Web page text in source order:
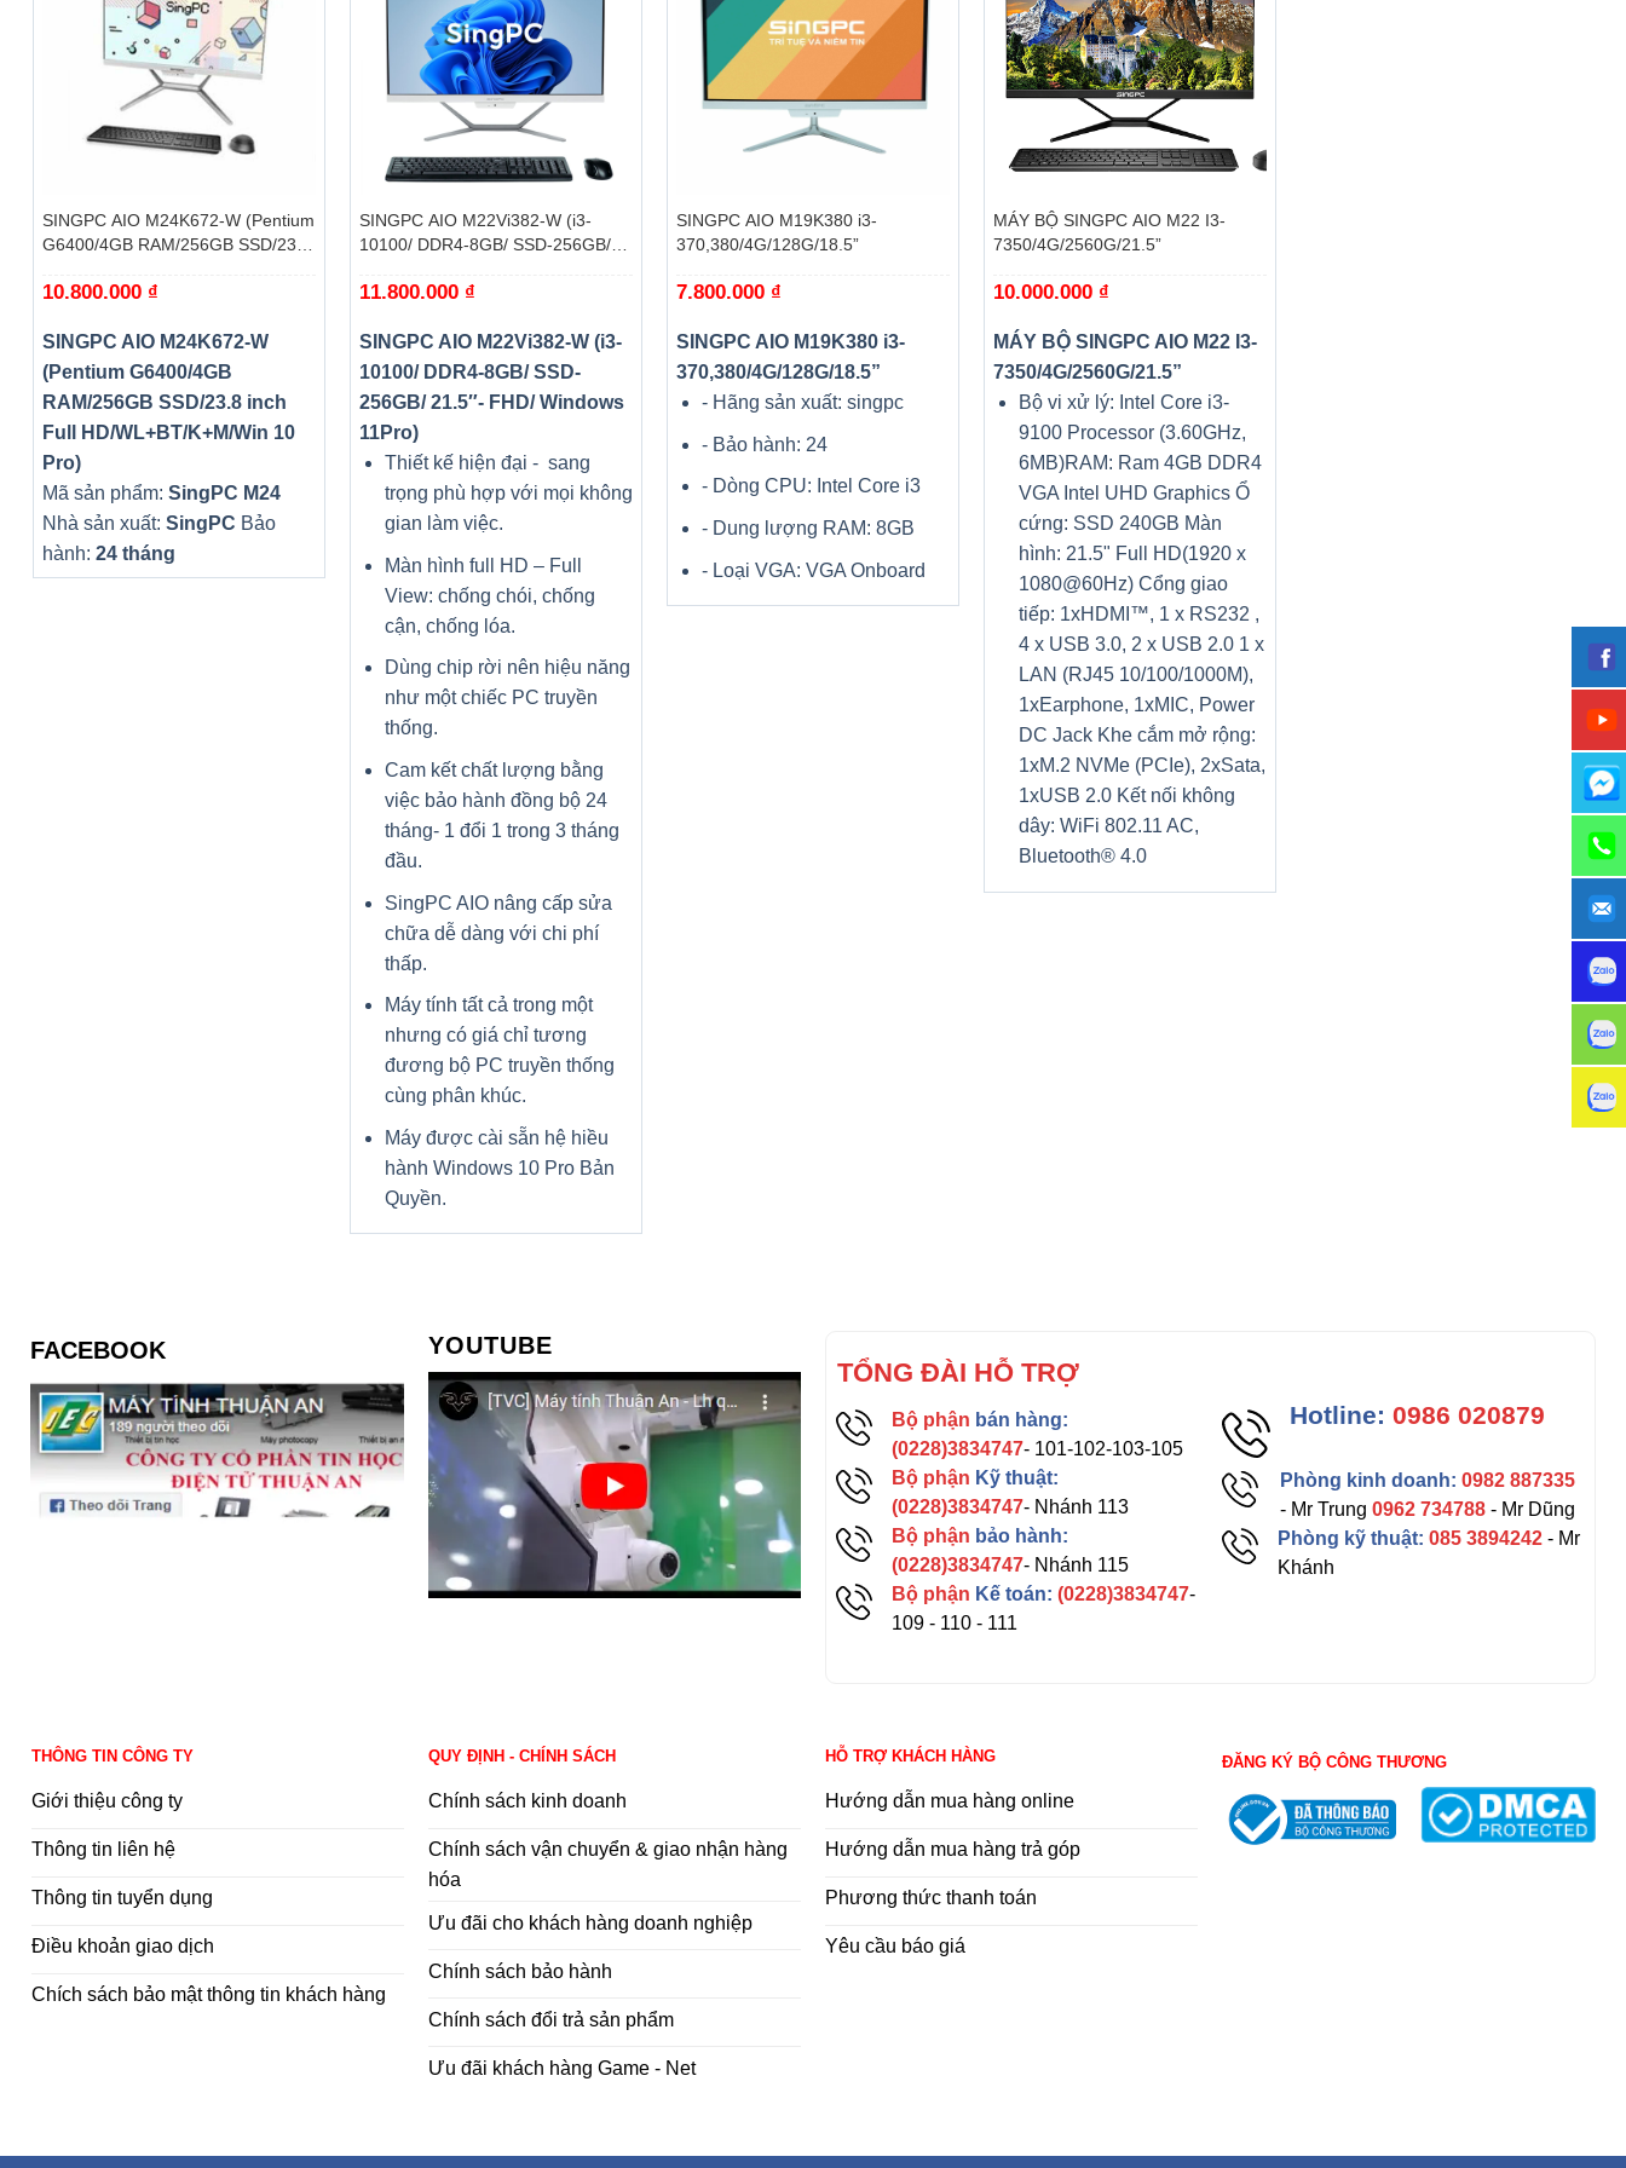
SINGPC AIO M24K672-W (Pentium
G6400/4GB RAM/256GB SSD/23.8
Pro)
10.800.000 ₫
SINGPC AIO M24K672-W
(Pentium G6400/4GB
RAM/256GB SSD/23.8 inch
Full HD/WL+BT/K+M/Win 10
Pro)
Mã sản phẩm: SingPC M24
Nhà sản xuất: SingPC Bảo
hành: 24 tháng
+
SINGPC AIO M22Vi382-W (i3-
10100/ DDR4-8GB/ SSD-256GB/
11.800.000 ₫
SINGPC AIO M22Vi382-W (i3-
10100/ DDR4-8GB/ SSD-
256GB/ 21.5″- FHD/ Windows
11Pro)
Thiết kế hiện đại - sang
trọng phù hợp với mọi không
gian làm việc.
Màn hình full HD – Full
View: chống chói, chống
cận, chống lóa.
Dùng chip rời nên hiệu năng
như một chiếc PC truyền
thống.
Cam kết chất lượng bằng
việc bảo hành đồng bộ 24
tháng- 1 đổi 1 trong 3 tháng
đầu.
SingPC AIO nâng cấp sửa
chữa dễ dàng với chi phí
thấp.
Máy tính tất cả trong một
nhưng có giá chỉ tương
đương bộ PC truyền thống
cùng phân khúc.
Máy được cài sẵn hệ hiều
hành Windows 10 Pro Bản
Quyền.
SINGPC AIO M19K380 i3-
370,380/4G/128G/18.5”
7.800.000 ₫
SINGPC AIO M19K380 i3-
370,380/4G/128G/18.5”
- Hãng sản xuất: singpc
- Bảo hành: 24
- Dòng CPU: Intel Core i3
- Dung lượng RAM: 8GB
- Loại VGA: VGA Onboard
+
MÁY BỘ SINGPC AIO M22 I3-
7350/4G/2560G/21.5”
10.000.000 ₫
MÁY BỘ SINGPC AIO M22 I3-
7350/4G/2560G/21.5”
Bộ vi xử lý: Intel Core i3-
9100 Processor (3.60GHz,
6MB)RAM: Ram 4GB DDR4
VGA Intel UHD Graphics Ổ
cứng: SSD 240GB Màn
hình: 21.5" Full HD(1920 x
1080@60Hz) Cổng giao
tiếp: 1xHDMI™, 1 x RS232 ,
4 x USB 3.0, 2 x USB 2.0 1 x
LAN (RJ45 10/100/1000M),
1xEarphone, 1xMIC, Power
DC Jack Khe cắm mở rộng:
1xM.2 NVMe (PCIe), 2xSata,
1xUSB 2.0 Kết nối không
dây: WiFi 802.11 AC,
Bluetooth® 4.0
FACEBOOK YOUTUBE
TỔNG ĐÀI HỖ TRỢ
Bộ phận bán hàng:
(0228)3834747- 101-102-103-105
Bộ phận Kỹ thuật:
(0228)3834747- Nhánh 113
Bộ phận bảo hành:
(0228)3834747- Nhánh 115
Bộ phận Kế toán: (0228)3834747-
109 - 110 - 111
Hotline: 0986 020879
Phòng kinh doanh: 0982 887335
- Mr Trung0962 734788 - Mr Dũng
Phòng kỹ thuật: 085 3894242- Mr
Khánh
THÔNG TIN CÔNG TY
Giới thiệu công ty
Thông tin liên hệ
Thông tin tuyển dụng
Điều khoản giao dịch
Chích sách bảo mật thông tin khách hàng
QUY ĐỊNH - CHÍNH SÁCH
Chính sách kinh doanh
Chính sách vận chuyển & giao nhận hàng
hóa
Ưu đãi cho khách hàng doanh nghiệp
Chính sách bảo hành
Chính sách đổi trả sản phẩm
Ưu đãi khách hàng Game - Net
HỖ TRỢ KHÁCH HÀNG
Hướng dẫn mua hàng online
Hướng dẫn mua hàng trả góp
Phương thức thanh toán
Yêu cầu báo giá
ĐĂNG KÝ BỘ CÔNG THƯƠNG